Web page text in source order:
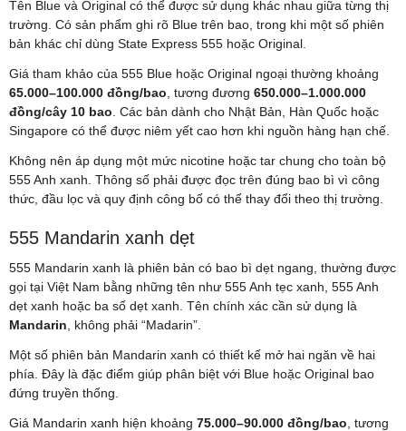
Tên Blue và Original có thể được sử dụng khác nhau giữa từng thị
trường. Có sản phẩm ghi rõ Blue trên bao, trong khi một số phiên
bản khác chỉ dùng State Express 555 hoặc Original.
Giá tham khảo của 555 Blue hoặc Original ngoại thường khoảng
65.000–100.000 đồng/bao , tương đương 650.000–1.000.000
đồng/cây 10 bao . Các bản dành cho Nhật Bản, Hàn Quốc hoặc
Singapore có thể được niêm yết cao hơn khi nguồn hàng hạn chế.
Không nên áp dụng một mức nicotine hoặc tar chung cho toàn bộ
555 Anh xanh. Thông số phải được đọc trên đúng bao bì vì công
thức, đầu lọc và quy định công bố có thể thay đổi theo thị trường.
555 Mandarin xanh dẹt
555 Mandarin xanh là phiên bản có bao bì dẹt ngang, thường được
gọi tại Việt Nam bằng những tên như 555 Anh tẹc xanh, 555 Anh
dẹt xanh hoặc ba số dẹt xanh. Tên chính xác cần sử dụng là
Mandarin , không phải “Madarin”.
Một số phiên bản Mandarin xanh có thiết kế mở hai ngăn về hai
phía. Đây là đặc điểm giúp phân biệt với Blue hoặc Original bao
đứng truyền thống.
Giá Mandarin xanh hiện khoảng 75.000–90.000 đồng/bao , tương